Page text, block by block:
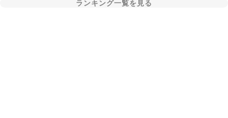
ランキング一覧を見る